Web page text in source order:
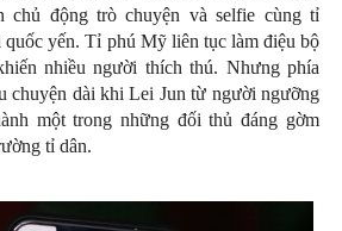
chủ động trò chuyện và selfie cùng tỉ
yến. Tỉ phú Mỹ liên tục làm điệu bộ
nhiều người thích thú. Nhưng phía
chuyện dài khi Lei Jun từ người ngưỡng
một trong những đối thủ đáng gờm
tỉ dân.